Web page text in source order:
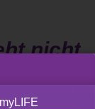
nicht